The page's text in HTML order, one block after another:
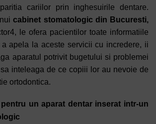
cariilor prin inghesuirile dentare.
cabinet stomatologic din Bucuresti,
le ofera pacientilor toate informatiile
a apela la aceste servicii cu incredere, ii
aparatul potrivit bugetului si problemei
inteleaga de ce copiii lor au nevoie de
ortodontica.
un aparat dentar inserat intr-un